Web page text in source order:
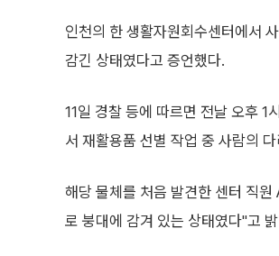
인천의 한 생활자원회수센터에서
감긴 상태였다고 증언했다.
11일 경찰 등에 따르면 전날 오후 1
서 재활용품 선별 작업 중 사람의
해당 물체를 처음 발견한 센터 직
로 붕대에 감겨 있는 상태였다"고